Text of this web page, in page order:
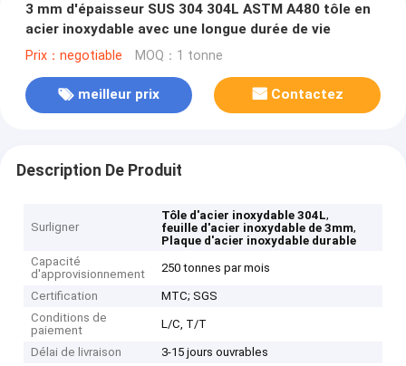
3 mm d'épaisseur SUS 304 304L ASTM A480 tôle en
acier inoxydable avec une longue durée de vie
Prix：negotiable MOQ：1 tonne
meilleur prix Contactez
Description De Produit
Surligner
Tôle d'acier inoxydable 304L,
feuille d'acier inoxydable de 3mm,
Plaque d'acier inoxydable durable
Capacité
d'approvisionnement
250 tonnes par mois
Certification
MTC; SGS
Conditions de
paiement
L/C, T/T
Délai de livraison 3-15 jours ouvrables